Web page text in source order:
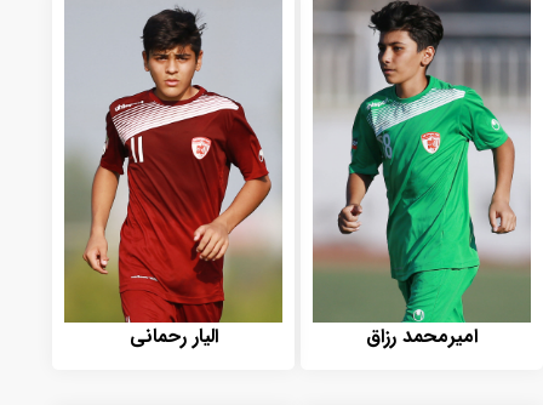
امیرمحمد رزاق الیار رحمانی